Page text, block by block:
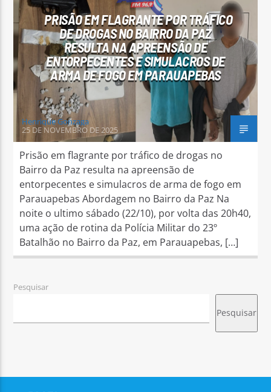
Arara Azul FM
PRISÃO EM FLAGRANTE POR TRÁFICO
DE DROGAS NO BAIRRO DA PAZ
RESULTA NA APREENSÃO DE
ENTORPECENTES E SIMULACROS DE
ARMA DE FOGO EM PARAUAPEBAS
Henrique Gonzaga
25 DE NOVEMBRO DE 2025
Prisão em flagrante por tráfico de drogas no
Bairro da Paz resulta na apreensão de
entorpecentes e simulacros de arma de fogo em
Parauapebas Abordagem no Bairro da Paz Na
noite o ultimo sábado (22/10), por volta das 20h40,
uma ação de rotina da Polícia Militar do 23º
Batalhão no Bairro da Paz, em Parauapebas, […]
Pesquisar
Pesquisar